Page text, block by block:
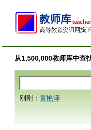
从1,500,000教师库中查
刚刚： 黄艳泽